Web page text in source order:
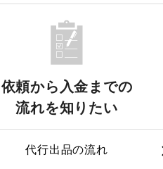
依頼から入金までの
流れを知りたい
代行出品の流れ